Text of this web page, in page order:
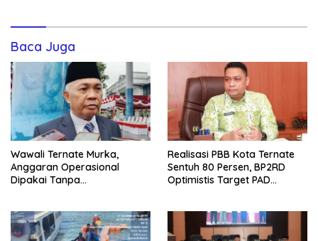
Baca Juga
Wawali Ternate Murka,
Anggaran Operasional
Dipakai Tanpa
Realisasi PBB Kota Ternate
Sentuh 80 Persen, BP2RD
Optimistis Target PAD